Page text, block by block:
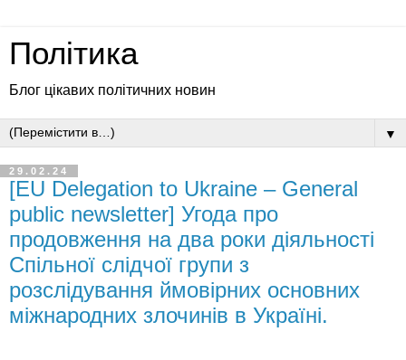
Політика
Блог цікавих політичних новин
▼
29.02.24
[EU Delegation to Ukraine – General
public newsletter] Угода про
продовження на два роки діяльності
Спільної слідчої групи з
розслідування ймовірних основних
міжнародних злочинів в Україні.